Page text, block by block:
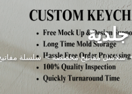
سلاسل مفاتيح مخصصة>سلسلة